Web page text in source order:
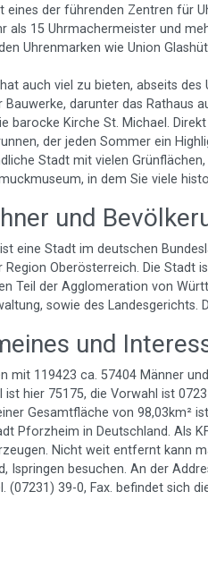
eines der führenden Zentren für
als 15 Uhrmachermeister und
Uhrenmarken wie Union
auch viel zu bieten, abseits des
Bauwerke, darunter das Rathaus
barocke Kirche St. Michael.
der jeden Sommer ein
Stadt mit vielen
in dem Sie viele
und
eine Stadt im deutschen
Region Oberösterreich. Die
Teil der Agglomeration von
sowie des Landesgerichts.
und
mit 119423 ca. 57404 Männer
ist hier 75175, die Vorwahl ist
Gesamtfläche von 98,03km²
Pforzheim in Deutschland. Als
Nicht weit entfernt kann
Ispringen besuchen. An der
(07231) 39-0, Fax. befindet sich